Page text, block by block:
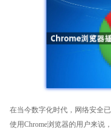
在当今数字化时代，网络安全
使用Chrome浏览器的用户来说